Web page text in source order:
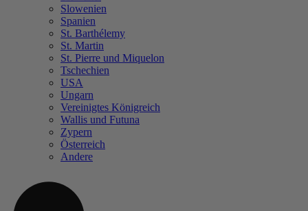
Slowenien
Spanien
St. Barthélemy
St. Martin
St. Pierre und Miquelon
Tschechien
USA
Ungarn
Vereinigtes Königreich
Wallis und Futuna
Zypern
Österreich
Andere